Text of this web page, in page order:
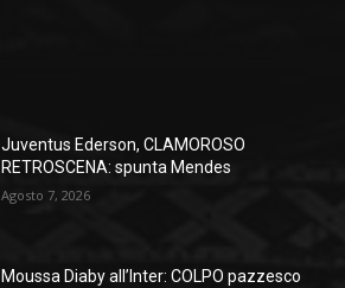
Juventus Ederson, CLAMOROSO
RETROSCENA: spunta Mendes
Agosto 7, 2026
Moussa Diaby all’Inter: COLPO pazzesco